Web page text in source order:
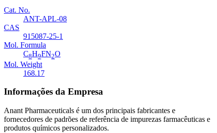
Cat. No.
ANT-APL-08
CAS
915087-25-1
Mol. Formula
C8H9FN2O
Mol. Weight
168.17
Informações da Empresa
Anant Pharmaceuticals é um dos principais fabricantes e
fornecedores de padrões de referência de impurezas farmacêuticas e
produtos químicos personalizados.